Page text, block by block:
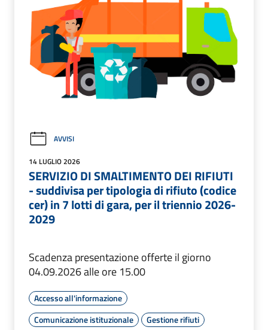
AVVISI
14 LUGLIO 2026
SERVIZIO DI SMALTIMENTO DEI RIFIUTI
- suddivisa per tipologia di rifiuto (codice
cer) in 7 lotti di gara, per il triennio 2026-
2029
Scadenza presentazione offerte il giorno
04.09.2026 alle ore 15.00
Accesso all'informazione
Comunicazione istituzionale
Gestione rifiuti